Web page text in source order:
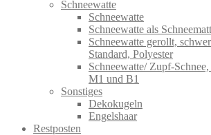
Schneewatte
Schneewatte
Schneewatte als
Schneewatte gerollt,
Standard, Polyester
Schneewatte/ Zupf-
M1 und B1
Sonstiges
Dekokugeln
Engelshaar
Restposten